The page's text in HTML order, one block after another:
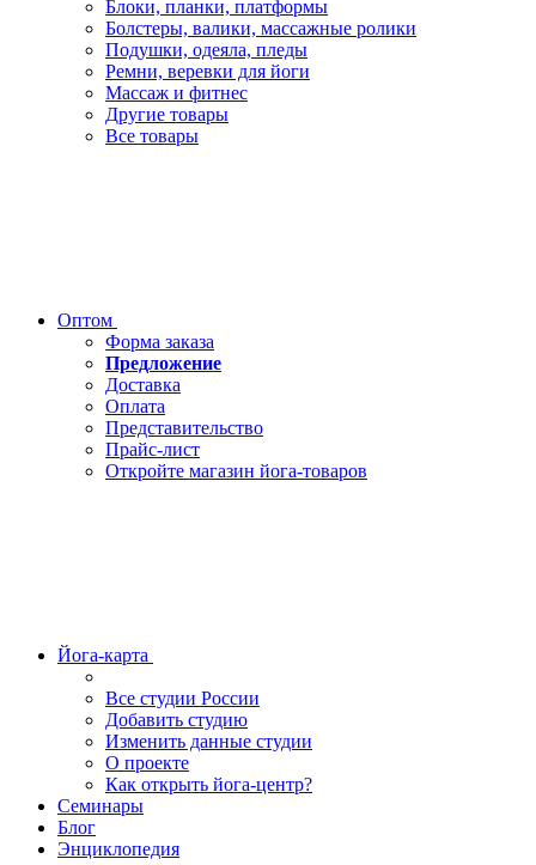
Блоки, планки, платформы
Болстеры, валики, массажные ролики
Подушки, одеяла, пледы
Ремни, веревки для йоги
Массаж и фитнес
Другие товары
Все товары
Оптом
Форма заказа
Предложение
Доставка
Оплата
Представительство
Прайс-лист
Откройте магазин йога-товаров
Йога-карта
Все студии России
Добавить студию
Изменить данные студии
О проекте
Как открыть йога-центр?
Семинары
Блог
Энциклопедия